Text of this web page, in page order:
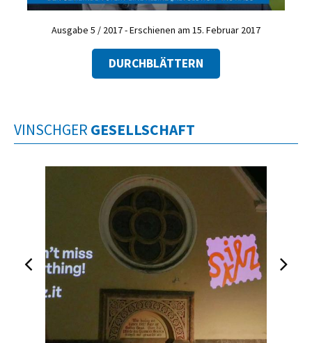
Ausgabe 5 / 2017 - Erschienen am 15. Februar 2017
DURCHBLÄTTERN
VINSCHGER GESELLSCHAFT